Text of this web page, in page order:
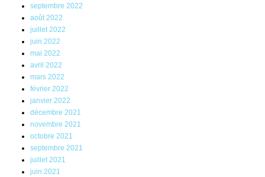
septembre 2022
août 2022
juillet 2022
juin 2022
mai 2022
avril 2022
mars 2022
février 2022
janvier 2022
décembre 2021
novembre 2021
octobre 2021
septembre 2021
juillet 2021
juin 2021